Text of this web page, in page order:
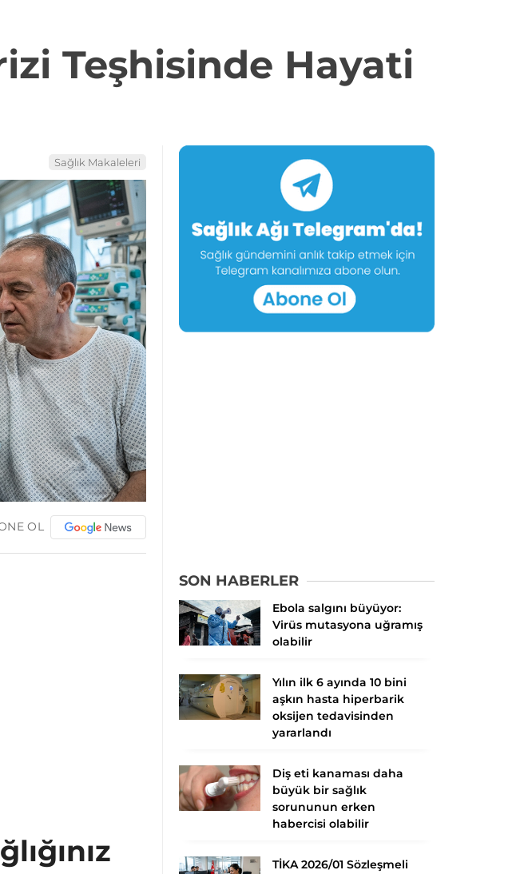
Teşhisinde Hayati
Sağlık Makaleleri
OL
SON HABERLER
Ebola salgını büyüyor:
Virüs mutasyona uğramış
olabilir
Yılın ilk 6 ayında 10 bini
aşkın hasta hiperbarik
oksijen tedavisinden
yararlandı
Diş eti kanaması daha
büyük bir sağlık
sorununun erken
habercisi olabilir
TİKA 2026/01 Sözleşmeli